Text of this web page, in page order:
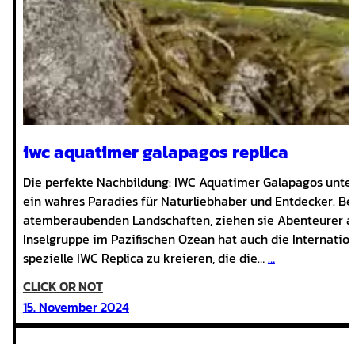
iwc aquatimer galapagos replica
Die perfekte Nachbildung: IWC Aquatimer Galapagos
ein wahres Paradies für Naturliebhaber und Entdecker.
atemberaubenden Landschaften, ziehen sie Abenteurer
Inselgruppe im Pazifischen Ozean hat auch die
spezielle IWC Replica zu kreieren, die die……
CLICK OR NOT
:
iwc
15. November 2024